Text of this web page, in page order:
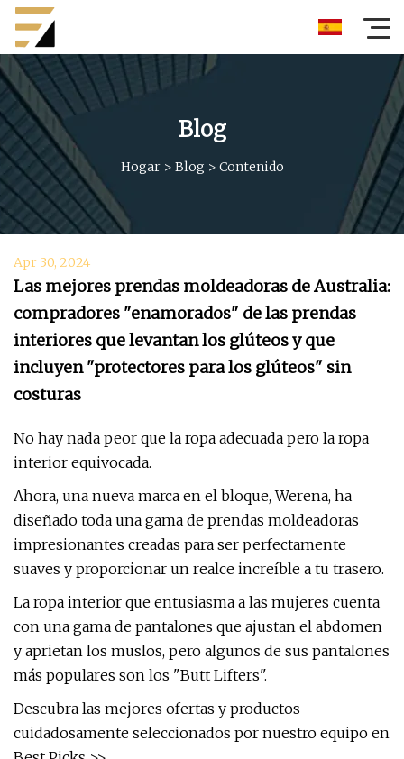
Blog
Hogar> Blog > Contenido
Apr 30, 2024
Las mejores prendas moldeadoras de Australia:
compradores "enamorados" de las prendas
interiores que levantan los glúteos y que
incluyen "protectores para los glúteos" sin
costuras
No hay nada peor que la ropa adecuada pero la ropa
interior equivocada.
Ahora, una nueva marca en el bloque, Werena, ha
diseñado toda una gama de prendas moldeadoras
impresionantes creadas para ser perfectamente
suaves y proporcionar un realce increíble a tu trasero.
La ropa interior que entusiasma a las mujeres cuenta
con una gama de pantalones que ajustan el abdomen
y aprietan los muslos, pero algunos de sus pantalones
más populares son los "Butt Lifters".
Descubra las mejores ofertas y productos
cuidadosamente seleccionados por nuestro equipo en